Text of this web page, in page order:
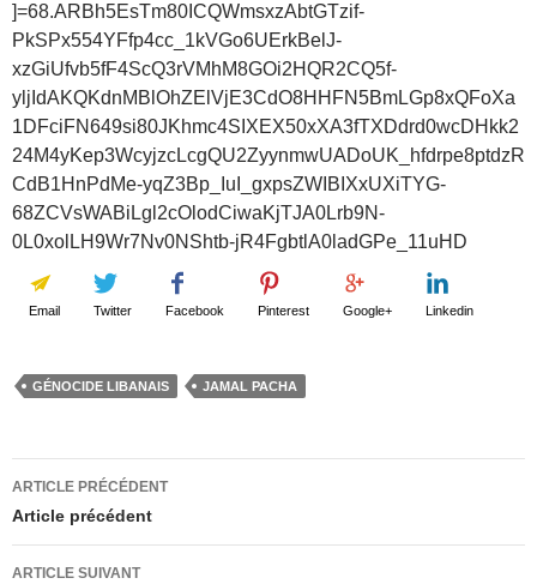
]=68.ARBh5EsTm80ICQWmsxzAbtGTzif-
PkSPx554YFfp4cc_1kVGo6UErkBelJ-
xzGiUfvb5fF4ScQ3rVMhM8GOi2HQR2CQ5f-
yljIdAKQKdnMBlOhZElVjE3CdO8HHFN5BmLGp8xQFoXa
1DFciFN649si80JKhmc4SIXEX50xXA3fTXDdrd0wcDHkk2
24M4yKep3WcyjzcLcgQU2ZyynmwUADoUK_hfdrpe8ptdzR
CdB1HnPdMe-yqZ3Bp_IuI_gxpsZWIBIXxUXiTYG-
68ZCVsWABiLgl2cOlodCiwaKjTJA0Lrb9N-
0L0xolLH9Wr7Nv0NShtb-jR4FgbtlA0ladGPe_11uHD
Email Twitter Facebook Pinterest Google+ Linkedin
GÉNOCIDE LIBANAIS JAMAL PACHA
Navigation
des
articles
ARTICLE PRÉCÉDENT
Article précédent
ARTICLE SUIVANT